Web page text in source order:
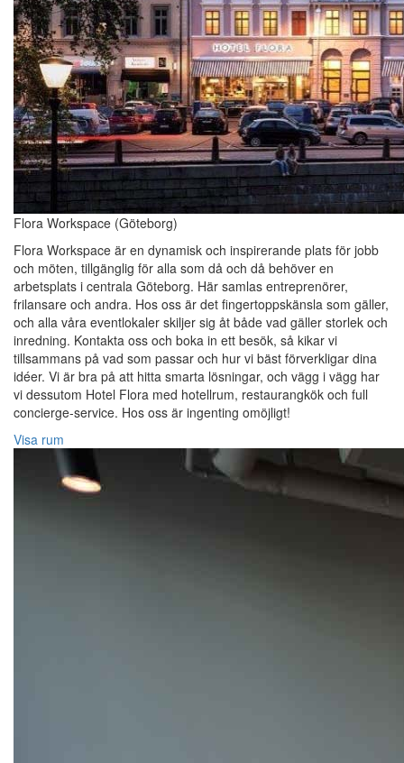
Flora Workspace (Göteborg)
Flora Workspace är en dynamisk och inspirerande plats för jobb
och möten, tillgänglig för alla som då och då behöver en
arbetsplats i centrala Göteborg. Här samlas entreprenörer,
frilansare och andra. Hos oss är det fingertoppskänsla som gäller,
och alla våra eventlokaler skiljer sig åt både vad gäller storlek och
inredning. Kontakta oss och boka in ett besök, så kikar vi
tillsammans på vad som passar och hur vi bäst förverkligar dina
idéer. Vi är bra på att hitta smarta lösningar, och vägg i vägg har
vi dessutom Hotel Flora med hotellrum, restaurangkök och full
concierge-service. Hos oss är ingenting omöjligt!
Visa rum